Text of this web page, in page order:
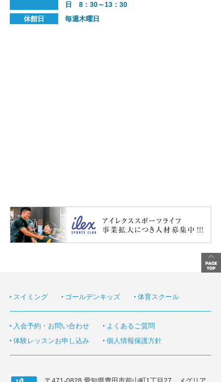
日 8：30～13：30
休館日
毎週木曜日
スイミング ゴールデンキッズ 体育スクール
入会予約・お問い合わせ
よくあるご質問
体験レッスンお申し込み
個人情報保護方針